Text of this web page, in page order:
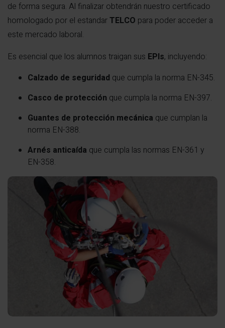
de forma segura. Al finalizar obtendrán nuestro certificado
homologado por el estandarTELCO para poder acceder a
este mercado laboral.
Es esencial que los alumnos traigan sus EPIs, incluyendo:
Calzado de seguridad que cumpla la norma EN-345.
Casco de protección que cumpla la norma EN-397.
Guantes de protección mecánica que cumplan la
norma EN-388.
Arnés anticaída que cumpla las normas EN-361 y
EN-358.